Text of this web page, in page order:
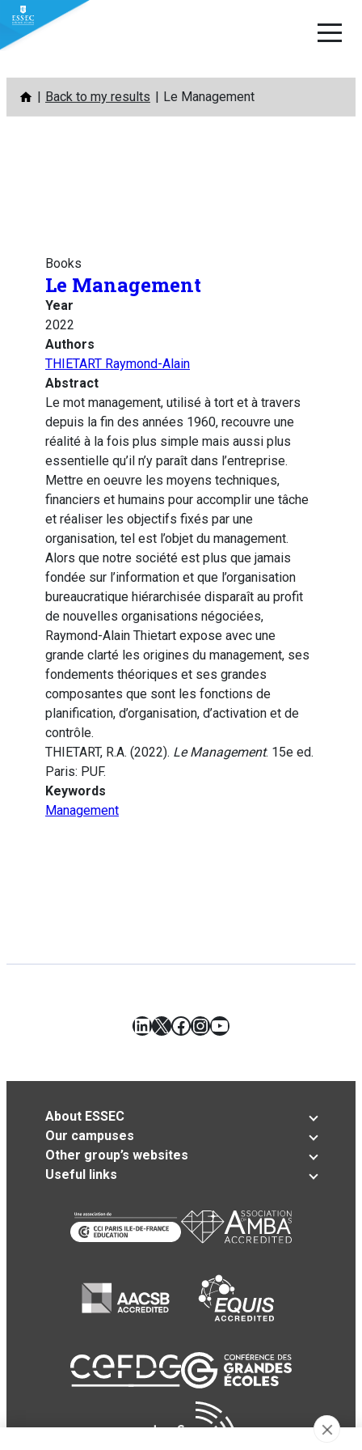
Skip
content
Back to my results Le Management
Books
Le Management
Year
2022
Authors
THIETART Raymond-Alain
Abstract
Le mot management, utilisé à tort et à travers
depuis la fin des années 1960, recouvre une
réalité à la fois plus simple mais aussi plus
essentielle qu’il n’y paraît dans l’entreprise.
Mettre en oeuvre les moyens techniques,
financiers et humains pour accomplir une tâche
et réaliser les objectifs fixés par une
organisation, tel est l’objet du management.
Alors que notre société est plus que jamais
fondée sur l’information et que l’organisation
bureaucratique hiérarchisée disparaît au profit
de nouvelles organisations négociées,
Raymond-Alain Thietart expose avec une
grande clarté les origines du management, ses
fondements théoriques et ses grandes
composantes que sont les fonctions de
planification, d’organisation, d’activation et de
contrôle.
THIETART, R.A. (2022). Le Management. 15e ed.
Paris: PUF.
Keywords
Management
LinkedIn
X Facebook
Instagram
YouTube
About ESSEC
Our campuses
Other group’s websites
Useful links